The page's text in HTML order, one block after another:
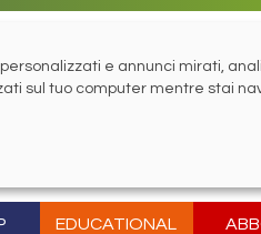
EDUCATIONAL
e annunci mirati,
sul tuo computer mentre stai